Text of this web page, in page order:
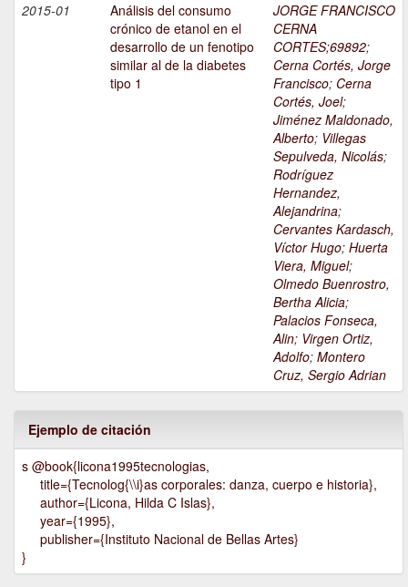
2015-01
Análisis del consumo
crónico de etanol en el
desarrollo de un fenotipo
similar al de la diabetes
tipo 1
JORGE FRANCISCO
CERNA
CORTES;69892;
Cerna Cortés, Jorge
Francisco; Cerna
Cortés, Joel;
Jiménez Maldonado,
Alberto; Villegas
Sepulveda, Nicolás;
Rodríguez
Hernandez,
Alejandrina;
Cervantes Kardasch,
Víctor Hugo; Huerta
Viera, Miguel;
Olmedo Buenrostro,
Bertha Alicia;
Palacios Fonseca,
Alin; Virgen Ortiz,
Adolfo; Montero
Cruz, Sergio Adrian
Ejemplo de citación
s @book{licona1995tecnologias,
title={Tecnolog{\\i}as corporales: danza, cuerpo e historia},
author={Licona, Hilda C Islas},
year={1995},
publisher={Instituto Nacional de Bellas Artes}
}